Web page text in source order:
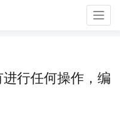
行任何操作，编